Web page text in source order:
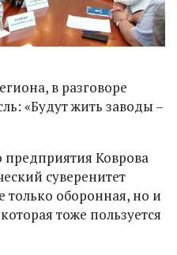
в разговоре
«Будут жить заводы –
предприятия Коврова
суверенитет
только оборонная, но и
тоже пользуется